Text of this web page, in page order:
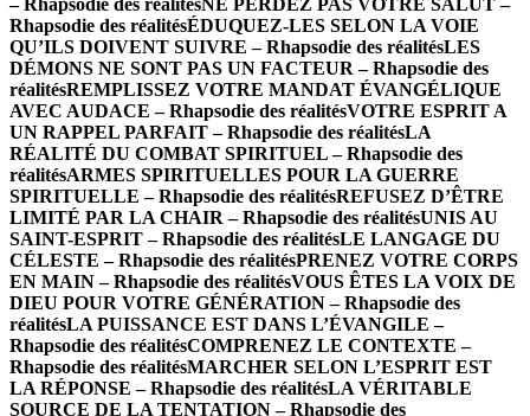
– Rhapsodie des réalitésNE PERDEZ PAS VOTRE SALUT –
Rhapsodie des réalitésÉDUQUEZ-LES SELON LA VOIE
QU’ILS DOIVENT SUIVRE – Rhapsodie des réalitésLES
DÉMONS NE SONT PAS UN FACTEUR – Rhapsodie des
réalitésREMPLISSEZ VOTRE MANDAT ÉVANGÉLIQUE
AVEC AUDACE – Rhapsodie des réalitésVOTRE ESPRIT A
UN RAPPEL PARFAIT – Rhapsodie des réalitésLA
RÉALITÉ DU COMBAT SPIRITUEL – Rhapsodie des
réalitésARMES SPIRITUELLES POUR LA GUERRE
SPIRITUELLE – Rhapsodie des réalitésREFUSEZ D’ÊTRE
LIMITÉ PAR LA CHAIR – Rhapsodie des réalitésUNIS AU
SAINT-ESPRIT – Rhapsodie des réalitésLE LANGAGE DU
CÉLESTE – Rhapsodie des réalitésPRENEZ VOTRE CORPS
EN MAIN – Rhapsodie des réalitésVOUS ÊTES LA VOIX DE
DIEU POUR VOTRE GÉNÉRATION – Rhapsodie des
réalitésLA PUISSANCE EST DANS L’ÉVANGILE –
Rhapsodie des réalitésCOMPRENEZ LE CONTEXTE –
Rhapsodie des réalitésMARCHER SELON L’ESPRIT EST
LA RÉPONSE – Rhapsodie des réalitésLA VÉRITABLE
SOURCE DE LA TENTATION – Rhapsodie des